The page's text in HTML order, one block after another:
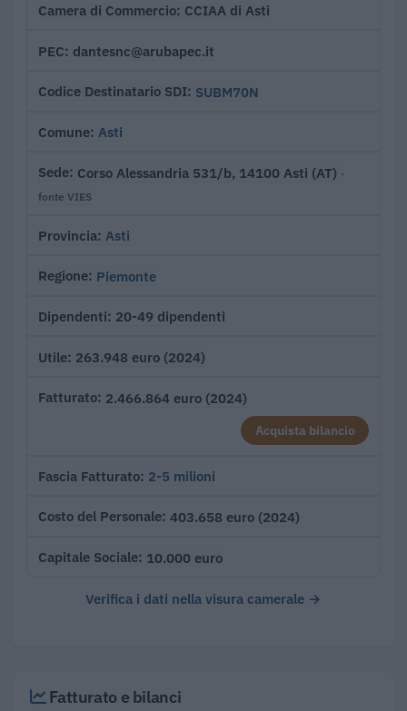
Camera di Commercio CCIAA di Asti
PEC dantesnc@arubapec.it
Codice Destinatario SDI SUBM70N
Comune Asti
Sede Corso Alessandria 531/b, 14100 Asti (AT) ·
fonte VIES
Provincia Asti
Regione Piemonte
Dipendenti 20-49 dipendenti
Utile 263.948 euro (2024)
Fatturato 2.466.864 euro (2024)
Acquista bilancio
Fascia Fatturato 2-5 milioni
Costo del Personale 403.658 euro (2024)
Capitale Sociale 10.000 euro
Verifica i dati nella visura camerale →
Fatturato e bilanci